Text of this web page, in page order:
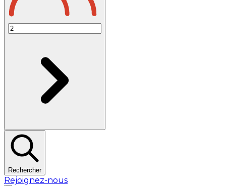
Rechercher
Rejoignez-nous